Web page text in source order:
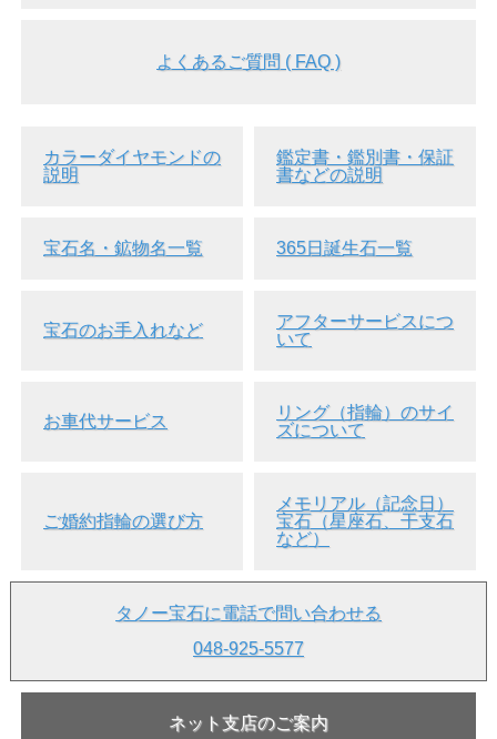
●アメシストのルースです。
●内包物や傷や欠け等が有ります。
よくあるご質問 ( FAQ )
カラーダイヤモンドの
説明
鑑定書・鑑別書・保証
書などの説明
宝石名・鉱物名一覧 365日誕生石一覧
宝石のお手入れなど
アフターサービスにつ
いて
お車代サービス
リング（指輪）のサイ
ズについて
ご婚約指輪の選び方
メモリアル（記念日）
宝石（星座石、干支石
など）
タノー宝石に電話で問い合わせる
048-925-5577
ネット支店のご案内